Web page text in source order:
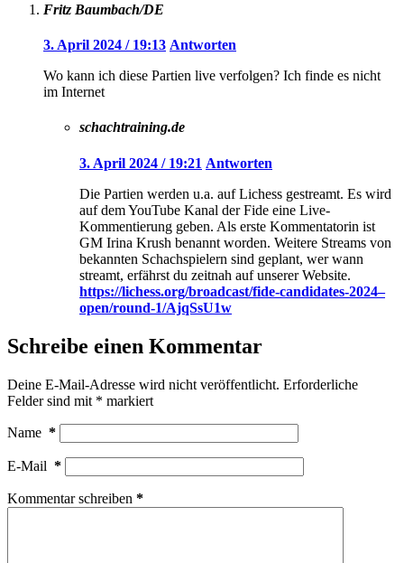
Fritz Baumbach/DE
3. April 2024 / 19:13 Antworten
Wo kann ich diese Partien live verfolgen? Ich finde es nicht
im Internet
schachtraining.de
3. April 2024 / 19:21 Antworten
Die Partien werden u.a. auf Lichess gestreamt. Es wird
auf dem YouTube Kanal der Fide eine Live-
Kommentierung geben. Als erste Kommentatorin ist
GM Irina Krush benannt worden. Weitere Streams von
bekannten Schachspielern sind geplant, wer wann
streamt, erfährst du zeitnah auf unserer Website.
https://lichess.org/broadcast/fide-candidates-2024–
open/round-1/AjqSsU1w
Schreibe einen Kommentar
Deine E-Mail-Adresse wird nicht veröffentlicht. Erforderliche
Felder sind mit * markiert
Name *
E-Mail *
Kommentar schreiben *